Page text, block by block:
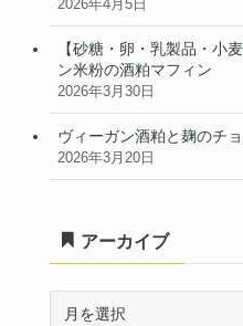
2026年4月5日
【砂糖・卵・乳製品・小
ン米粉の酒粕マフィン
2026年3月30日
ヴィーガン酒粕と麹のチ
2026年3月20日
アーカイブ